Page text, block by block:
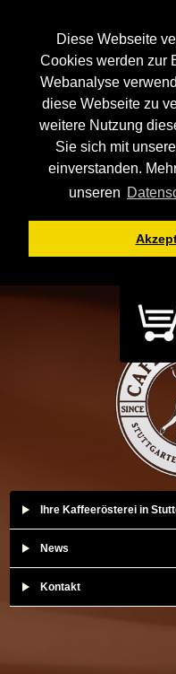
Diese Webseite
Cookies werden zur
Webanalyse
diese Webseite zu
weitere Nutzung
Sie sich mit
einverstanden.
unseren
Ihre Kaffeerösterei in
News
Kontakt